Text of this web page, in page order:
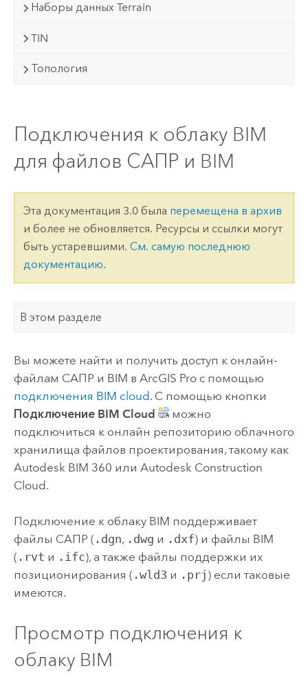
Наборы данных Terrain
TIN
Топология
Подключения к облаку BIM
для файлов САПР и BIM
Эта документация 3.0 была перемещена в архив
и более не обновляется. Ресурсы и ссылки могут
быть устаревшими. См. самую последнюю
документацию.
В этом разделе
Вы можете найти и получить доступ к онлайн-
файлам САПР и BIM в ArcGIS Proс помощью
подключения BIM cloud. С помощью кнопки
Подключение BIM Cloud
можно
подключиться к онлайн репозиторию облачного
хранилища файлов проектирования, такому как
Autodesk BIM 360 или Autodesk Construction
Cloud.
Подключение к облаку BIM поддерживает
файлы САПР ( .dgn, .dwg и .dxf) и файлы BIM
( .rvt и .ifc), а также файлы поддержки их
позиционирования ( .wld3 и .prj ) если таковые
имеются.
Просмотр подключения к
облаку BIM